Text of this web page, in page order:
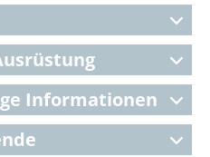
Informationen